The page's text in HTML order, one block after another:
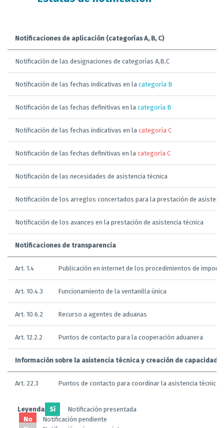
Notificaciones de aplicación (categorías A, B, C)
Notificación de las designaciones de categorías A,B,C
Notificación de las fechas indicativas en la categoría B
Notificación de las fechas definitivas en la categoría B
Notificación de las fechas indicativas en la categoría C
Notificación de las fechas definitivas en la categoría C
Notificación de las necesidades de asistencia técnica
Notificación de los arreglos concertados para la prestación de
Notificación de los avances en la prestación de asistencia técnica
Notificaciones de transparencia
Art. 1.4 Publicación en internet de los procedimientos de
Art. 10.4.3 Funcionamiento de la ventanilla única
Art. 10.6.2 Recurso a agentes de aduanas
Art. 12.2.2 Puntos de contacto para la cooperación aduanera
Información sobre la asistencia técnica y creación de capacidad
Art. 22.3 Puntos de contacto para coordinar la asistencia técnica
Leyendas: Sí
Notificación presentada
No
Notificación pendiente